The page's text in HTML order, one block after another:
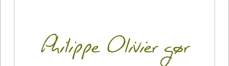
Philippe Olivier gør